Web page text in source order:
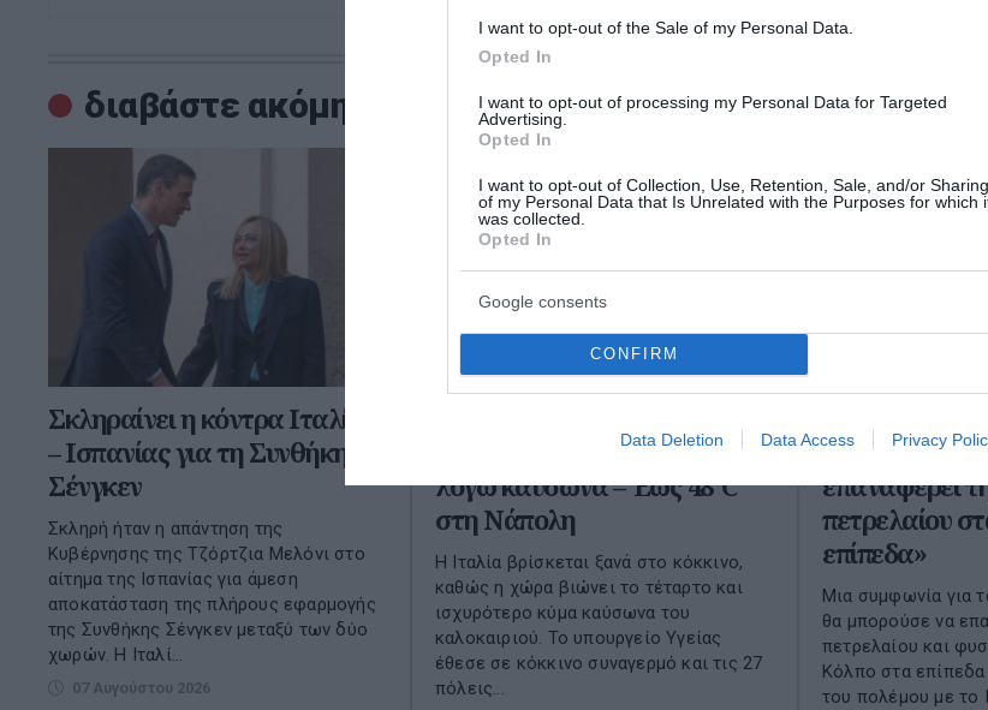
I want to opt-out of the Sale of my Personal Data.
Opted In
I want to opt-out of processing my Personal Data for Targeted
Advertising.
Opted In
I want to opt-out of Collection, Use, Retention, Sale, and/or Sharing
of my Personal Data that Is Unrelated with the Purposes for which
was collected.
Opted In
Google consents
CONFIRM
Data Deletion Data Access Privacy
διαβάστε ακόμη
Σκληραίνει η κόντρα Ιταλίας
– Ισπανίας για τη Συνθήκη
Σένγκεν
Σκληρή ήταν η απάντηση της
Κυβέρνησης της Τζόρτζια Μελόνι στο
αίτημα της Ισπανίας για άμεση
αποκατάσταση της πλήρους εφαρμογής
της Συνθήκης Σένγκεν μεταξύ των δύο
χωρών. Η Ιταλί...
07 Αυγούστου 2026
συναγερμό και οι 27 πόλεις
λόγω καύσωνα – Έως 48°C
στη Νάπολη
Η Ιταλία βρίσκεται ξανά στο κόκκινο,
καθώς η χώρα βιώνει το τέταρτο και
ισχυρότερο κύμα καύσωνα του
καλοκαιριού. Το υπουργείο Υγείας
έθεσε σε κόκκινο συναγερμό και τις 27
πόλεις...
Ορμούζ θα
επαναφέρει
πετρελαίου
επίπεδα»
Μια συμφωνία για
θα μπορούσε να
πετρελαίου και
Κόλπο στα επίπεδα
του πολέμου με το